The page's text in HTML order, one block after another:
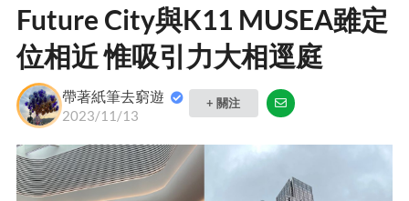
Future City與K11 MUSEA雖定
位相近 惟吸引力大相逕庭
帶著紙筆去窮遊
2023/11/13
+ 關注